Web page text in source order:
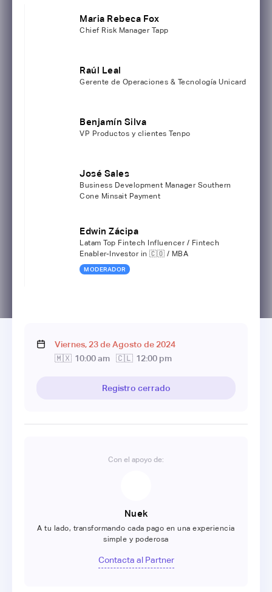
Maria Rebeca Fox
Chief Risk Manager Tapp
Raúl Leal
Gerente de Operaciones & Tecnología Unicard
Benjamín Silva
VP Productos y clientes Tenpo
José Sales
Business Development Manager Southern
Cone Minsait Payment
Edwin Zácipa
Latam Top Fintech Influencer / Fintech
Enabler-Investor in 🇨🇴 / MBA
MODERADOR
Viernes, 23deAgosto de 2024
🇲🇽 10:00 am 🇨🇱 12:00 pm
Registro cerrado
Con el apoyo de:
Nuek
A tu lado, transformando cada pago en una experiencia
simple y poderosa
Contacta al Partner